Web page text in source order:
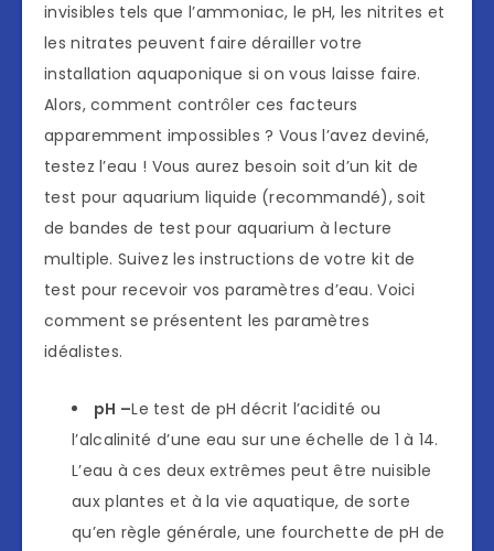
invisibles tels que l’ammoniac, le pH, les nitrites et
les nitrates peuvent faire dérailler votre
installation aquaponique si on vous laisse faire.
Alors, comment contrôler ces facteurs
apparemment impossibles ? Vous l’avez deviné,
testez l’eau ! Vous aurez besoin soit d’un kit de
test pour aquarium liquide (recommandé), soit
de bandes de test pour aquarium à lecture
multiple. Suivez les instructions de votre kit de
test pour recevoir vos paramètres d’eau. Voici
comment se présentent les paramètres
idéalistes.
pH –Le test de pH décrit l’acidité ou
l’alcalinité d’une eau sur une échelle de 1 à 14.
L’eau à ces deux extrêmes peut être nuisible
aux plantes et à la vie aquatique, de sorte
qu’en règle générale, une fourchette de pH de